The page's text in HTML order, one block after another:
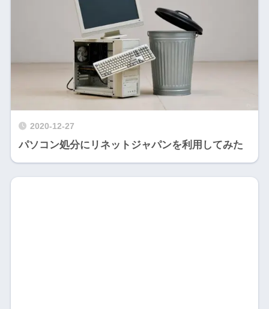
2020-12-27
パソコン処分にリネットジャパンを利用してみた